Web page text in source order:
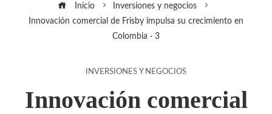
Inicio
Inversiones y negocios
Innovación comercial de Frisby impulsa su crecimiento en
Colombia · 3
INVERSIONES Y NEGOCIOS
Innovación comercial